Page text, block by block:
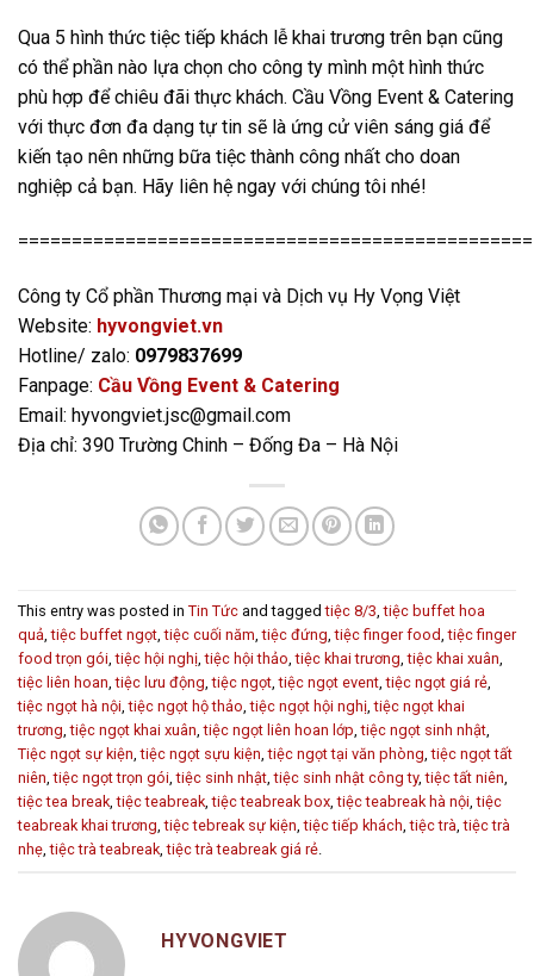
Qua 5 hình thức tiệc tiếp khách lễ khai trương trên bạn cũng
có thể phần nào lựa chọn cho công ty mình một hình thức
phù hợp để chiêu đãi thực khách. Cầu Vồng Event & Catering
với thực đơn đa dạng tự tin sẽ là ứng cử viên sáng giá để
kiến tạo nên những bữa tiệc thành công nhất cho doan
nghiệp cả bạn. Hãy liên hệ ngay với chúng tôi nhé!
Công ty Cổ phần Thương mại và Dịch vụ Hy Vọng Việt
Website: hyvongviet.vn
Hotline/ zalo: 0979837699
Fanpage: Cầu Vồng Event & Catering
Email: hyvongviet.jsc@gmail.com
Địa chỉ: 390 Trường Chinh – Đống Đa – Hà Nội
This entry was posted in Tin Tức and taggedtiệc 8/3 ,tiệc buffet hoa
quả ,tiệc buffet ngọt ,tiệc cuối năm ,tiệc đứng ,tiệc finger food ,tiệc finger
food trọn gói ,tiệc hội nghị ,tiệc hội thảo ,tiệc khai trương ,tiệc khai xuân
tiệc liên hoan ,tiệc lưu động ,tiệc ngọt ,tiệc ngọt event ,tiệc ngọt giá rẻ
tiệc ngọt hà nội ,tiệc ngọt hộ thảo ,tiệc ngọt hội nghị ,tiệc ngọt khai
trương ,tiệc ngọt khai xuân ,tiệc ngọt liên hoan lớp ,tiệc ngọt sinh nhật
Tiệc ngọt sự kiện ,tiệc ngọt sựu kiện ,tiệc ngọt tại văn phòng ,tiệc ngọt tất
niên ,tiệc ngọt trọn gói ,tiệc sinh nhật ,tiệc sinh nhật công ty,tiệc tất niên
tiệc tea break ,tiệc teabreak ,tiệc teabreak box ,tiệc teabreak hà nội ,tiệc
teabreak khai trương ,tiệc tebreak sự kiện ,tiệc tiếp khách ,tiệc trà ,tiệc trà
nhẹ ,tiệc trà teabreak ,tiệc trà teabreak giá rẻ
HYVONGVIET